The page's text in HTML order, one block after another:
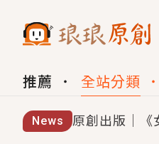
推薦 全站分類
News 原創出版｜《